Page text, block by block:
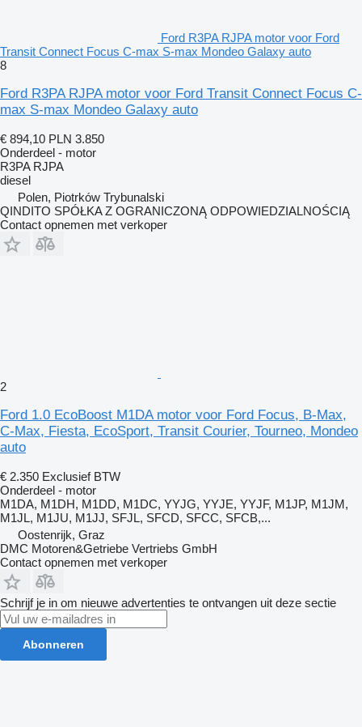
Ford R3PA RJPA motor voor Ford
Transit Connect Focus C-max S-max Mondeo Galaxy auto
8
Ford R3PA RJPA motor voor Ford Transit Connect Focus C-
max S-max Mondeo Galaxy auto
€ 894,10 PLN 3.850
Onderdeel - motor
R3PA RJPA
diesel
Polen, Piotrków Trybunalski
QINDITO SPÓŁKA Z OGRANICZONĄ ODPOWIEDZIALNOŚCIĄ
Contact opnemen met verkoper
2
Ford 1.0 EcoBoost M1DA motor voor Ford Focus, B-Max,
C-Max, Fiesta, EcoSport, Transit Courier, Tourneo, Mondeo
auto
€ 2.350 Exclusief BTW
Onderdeel - motor
M1DA, M1DH, M1DD, M1DC, YYJG, YYJE, YYJF, M1JP, M1JM,
M1JL, M1JU, M1JJ, SFJL, SFCD, SFCC, SFCB,...
Oostenrijk, Graz
DMC Motoren&Getriebe Vertriebs GmbH
Contact opnemen met verkoper
Schrijf je in om nieuwe advertenties te ontvangen uit deze sectie
Abonneren